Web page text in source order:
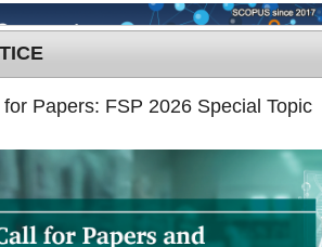
T
o
g
l
e
2022
2287-7428
kjfp.2022.29.2.254
Notice
been renewed.
CSS files, or other settings saved in your
of downloading the latest files. As a
or may not display properly.
for Papers: FSP 2026 Special Topic